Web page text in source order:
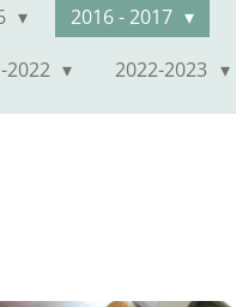
2016 - 2017
2022
2022-2023